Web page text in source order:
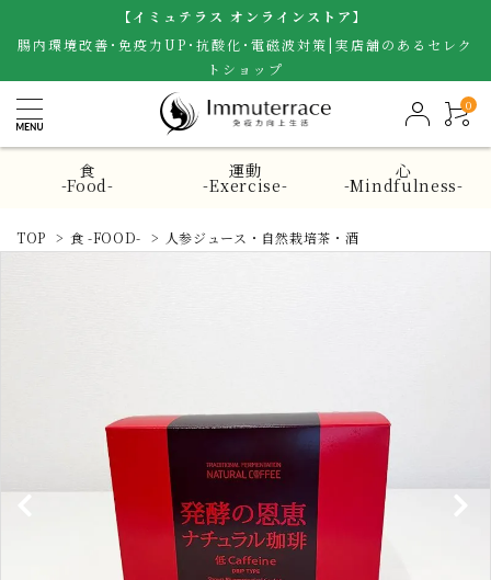
【イミュテラス オンラインストア】
腸内環境改善･免疫力UP･抗酸化･電磁波対策|実店舗のあるセレク
トショップ
0
食
-Food-
運動
-Exercise-
心
-Mindfulness-
TOP > 食 -FOOD- > 人参ジュース・自然栽培茶・酒